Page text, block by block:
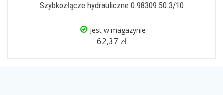
Szybkozłącze hydrauliczne 0.98309.50.3/10
Jest w magazynie
62,37 zł